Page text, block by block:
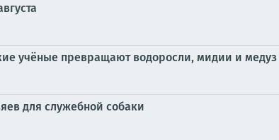
учёные превращают водоросли, мидии и медуз
для служебной собаки